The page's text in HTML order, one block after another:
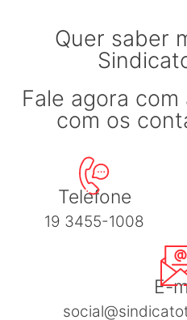
Quer saber
Fale agora
com os
Telefone
19 3455-1008
E-